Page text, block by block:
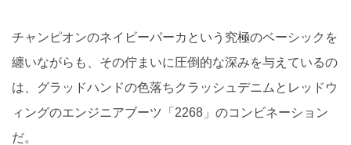
チャンピオンのネイビーパーカという究極のベーシックを
纏いながらも、その佇まいに圧倒的な深みを与えているの
は、グラッドハンドの色落ちクラッシュデニムとレッドウ
ィングのエンジニアブーツ「2268」のコンビネーション
だ。